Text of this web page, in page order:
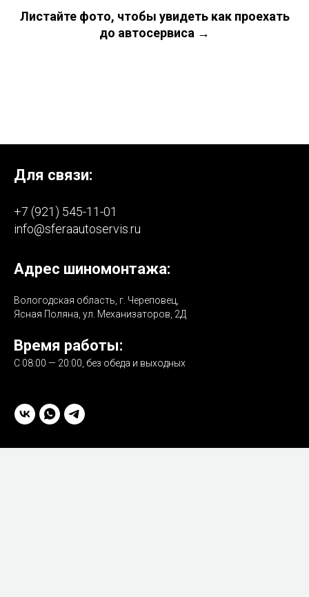
Листайте фото, чтобы увидеть как проехать
до автосервиса →
Для связи:
+7 (921) 545-11-01
info@sferaautoservis.ru
Адрес шиномонтажа:
Вологодская область, г. Череповец,
Ясная Поляна, ул. Механизаторов, 2Д
Время работы:
С 08:00 — 20:00, без обеда и выходных